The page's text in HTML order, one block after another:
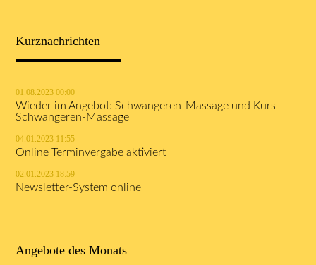
Kurznachrichten
01.08.2023 00:00
Wieder im Angebot: Schwangeren-Massage und Kurs
Schwangeren-Massage
04.01.2023 11:55
Online Terminvergabe aktiviert
02.01.2023 18:59
Newsletter-System online
Angebote des Monats